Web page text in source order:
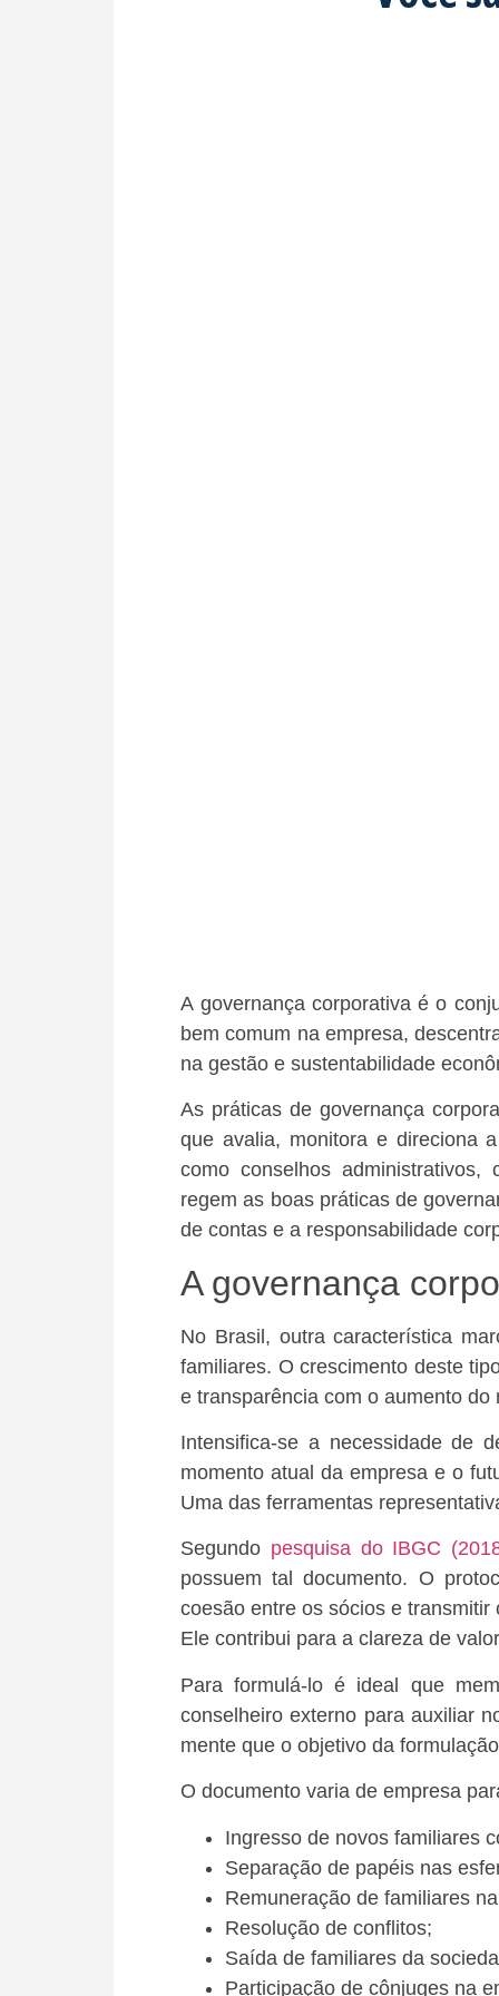
A governança corporativa é o
bem comum na empresa,
na gestão e sustentabilidade
As práticas de governança
que avalia, monitora e direciona
como conselhos administrativos,
regem as boas práticas de
de contas e a responsabilidade
A governança
No Brasil, outra característica
familiares. O crescimento deste
e transparência com o aumento do
Intensifica-se a necessidade de
momento atual da empresa e o
Uma das ferramentas
Segundo pesquisa do IBGC
possuem tal documento. O
coesão entre os sócios e
Ele contribui para a clareza de
Para formulá-lo é ideal que
conselheiro externo para auxiliar
mente que o objetivo da
O documento varia de empresa
Ingresso de novos familiares
Separação de papéis nas
Remuneração de familiares
Resolução de conflitos;
Saída de familiares da
Participação de cônjuges na